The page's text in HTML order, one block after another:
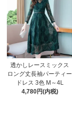
透かしレースミックス
ロング丈長袖パーティー
ドレス 3色 M～4L
4,780円(内税)